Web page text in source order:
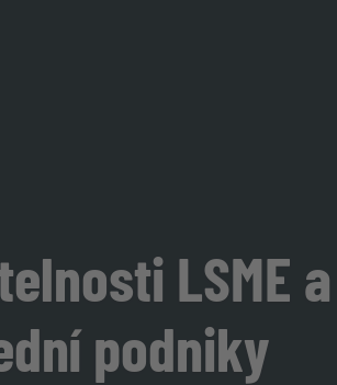
LSME a
podniky